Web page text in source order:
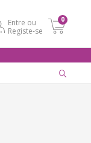
Entre ou
Registe-se
0